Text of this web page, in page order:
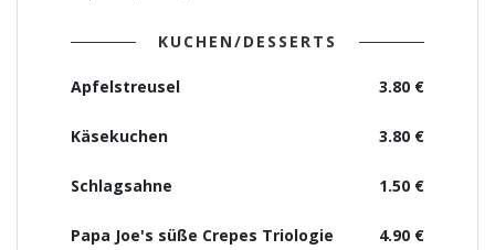
KUCHEN/DESSERTS
3.80 €
Apfelstreusel
3.80 €
Käsekuchen
1.50 €
Schlagsahne
4.90 €
Papa Joe's süße Crepes Triologie